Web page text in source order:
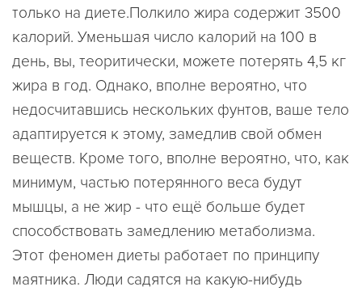
только на диете.Полкило жира содержит 3500
калорий. Уменьшая число калорий на 100 в
день, вы, теоритически, можете потерять 4,5 кг
жира в год. Однако, вполне вероятно, что
недосчитавшись нескольких фунтов, ваше тело
адаптируется к этому, замедлив свой обмен
веществ. Кроме того, вполне вероятно, что, как
минимум, частью потерянного веса будут
мышцы, а не жир - что ещё больше будет
способствовать замедлению метаболизма.
Этот феномен диеты работает по принципу
маятника. Люди садятся на какую-нибудь